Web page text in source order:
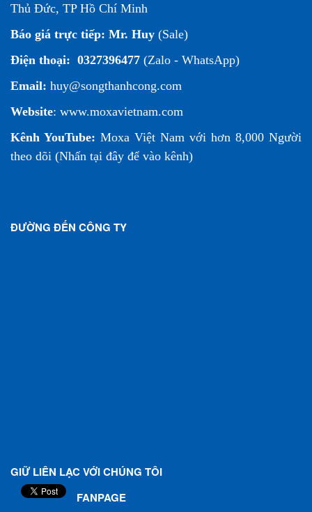
Thủ Đức, TP Hồ Chí Minh
Báo giá trực tiếp: Mr. Huy (Sale)
Điện thoại: 0327396477 (Zalo - WhatsApp)
Email: huy@songthanhcong.com
Website: www.moxavietnam.com
Kênh YouTube: Moxa Việt Nam với hơn 8,000 Người
theo dõi (Nhấn tại đây để vào kênh)
ĐƯỜNG ĐẾN CÔNG TY
GIỮ LIÊN LẠC VỚI CHÚNG TÔI
FANPAGE